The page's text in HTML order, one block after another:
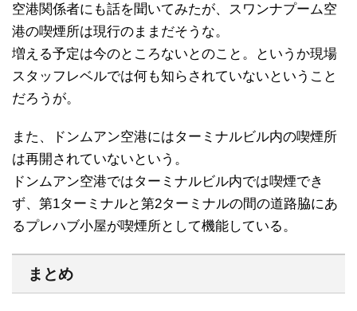
空港関係者にも話を聞いてみたが、スワンナプーム空
港の喫煙所は現行のままだそうな。
増える予定は今のところないとのこと。というか現場
スタッフレベルでは何も知らされていないということ
だろうが。
また、ドンムアン空港にはターミナルビル内の喫煙所
は再開されていないという。
ドンムアン空港ではターミナルビル内では喫煙でき
ず、第1ターミナルと第2ターミナルの間の道路脇にあ
るプレハブ小屋が喫煙所として機能している。
まとめ